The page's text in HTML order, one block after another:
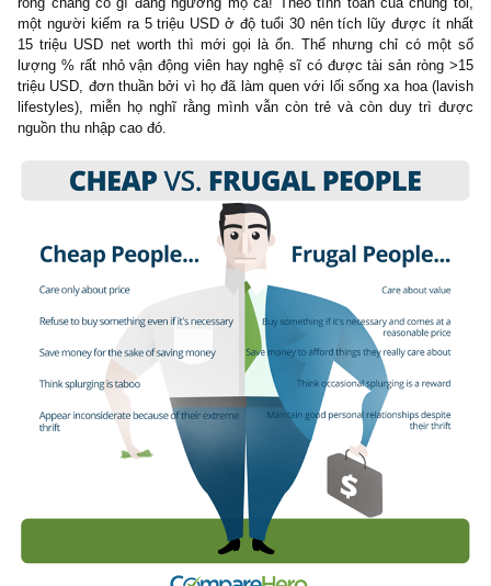
Sau khi đã hiểu được chân dung của những triệu phú nhà bên,
ta cùng đi sâu vào những đặc điểm chung giữa họ để rút ra bài
mình.
III. Điểmchung 1: Họ sống dưới xa mức mà họ
(tiết kiệm, tiết kiệm & tiết kiệm)
Webster định nghĩa “frugal” là tính từ thể hiện hành vi sử
nguồn tài nguyên một cách tiết kiệm, kinh tế. Trái ngược với
“wasteful” – hoang phí, thể hiện rõ qua lối sống tiêu xài vung tay
số người Mỹ hiện nay.
Tính cách tiết kiệm là nền móng không thể thiếu cho việc xây
nên khối tài sản lớn cho hầu như tất cả mọi người. Ấy vậy mà,
kẻ chi tiền đậm thường được tung hô và nhấn mạnh bởi báo
views ngày nay. Chúng ta thường được bombed các bài viết
bảng tin về những vận động viên thể thao, hoặc giới nghệ sĩ
chi tiêu ra sao chẳng hạn. Thế nhưng với một VĐV bóng bầu
nhập 5 triệu đô/năm, việc anh ta xài hết và chỉ còn 1 triệu đô
ròng chẳng có gì đáng ngưỡng mộ cả! Theo tính toán của
một người kiếm ra 5 triệu USD ở độ tuổi 30 nên tích lũy được
15 triệu USD net worth thì mới gọi là ổn. Thế nhưng chỉ có